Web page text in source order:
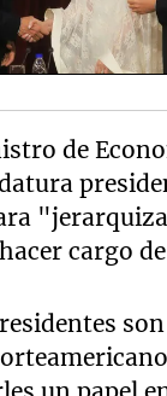
de
cargo